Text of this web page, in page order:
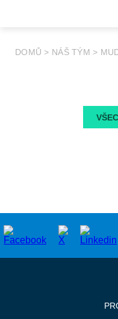
DOMŮ > NÁŠ TÝM >